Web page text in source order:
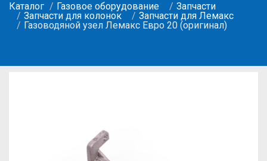
Каталог Газовое оборудование
Запчасти
Запчасти для колонок
Запчасти для Лемакс
Газоводяной узел Лемакс Евро 20 (оригинал)